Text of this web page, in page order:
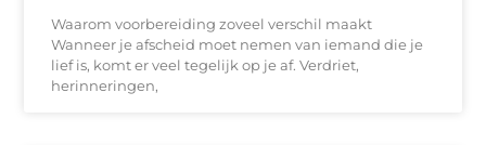
Waarom voorbereiding zoveel verschil maakt
Wanneer je afscheid moet nemen van iemand die je
lief is, komt er veel tegelijk op je af. Verdriet,
herinneringen,